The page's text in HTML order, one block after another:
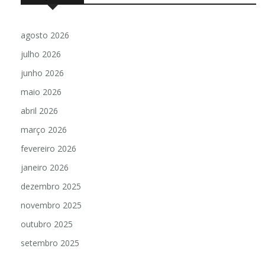
agosto 2026
julho 2026
junho 2026
maio 2026
abril 2026
março 2026
fevereiro 2026
janeiro 2026
dezembro 2025
novembro 2025
outubro 2025
setembro 2025